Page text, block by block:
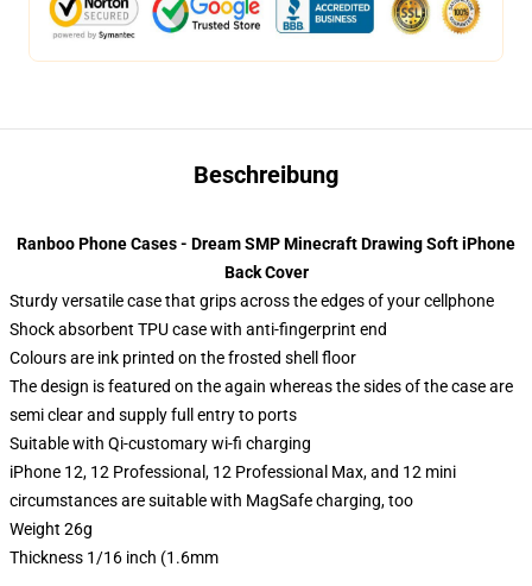
Beschreibung
Ranboo Phone Cases - Dream SMP Minecraft Drawing Soft iPhone
Back Cover
Sturdy versatile case that grips across the edges of your cellphone
Shock absorbent TPU case with anti-fingerprint end
Colours are ink printed on the frosted shell floor
The design is featured on the again whereas the sides of the case are
semi clear and supply full entry to ports
Suitable with Qi-customary wi-fi charging
iPhone 12, 12 Professional, 12 Professional Max, and 12 mini
circumstances are suitable with MagSafe charging, too
Weight 26g
Thickness 1/16 inch (1.6mm